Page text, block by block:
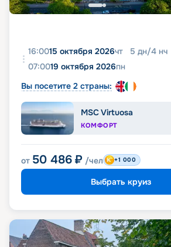
16:0015 октября 2026чт 5 дн/4 нч
07:0019 октября 2026пн
Вы посетите 2 страны:
MSC Virtuosa
КОМФОРТ
от 50 486 ₽ /чел +1 000
Выбрать круиз